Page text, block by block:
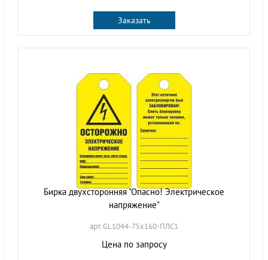
Заказать
Бирка двухсторонняя "Опасно! Электрическое
напряжение"
арт. GL1044-75х160-ПЛС1
Цена по запросу